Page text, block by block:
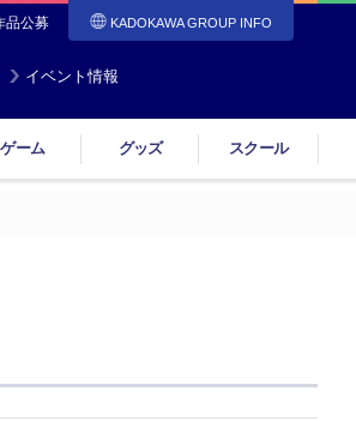
品公募 KADOKAWA GROUP INFO
イベント情報
ゲーム グッズ スクール